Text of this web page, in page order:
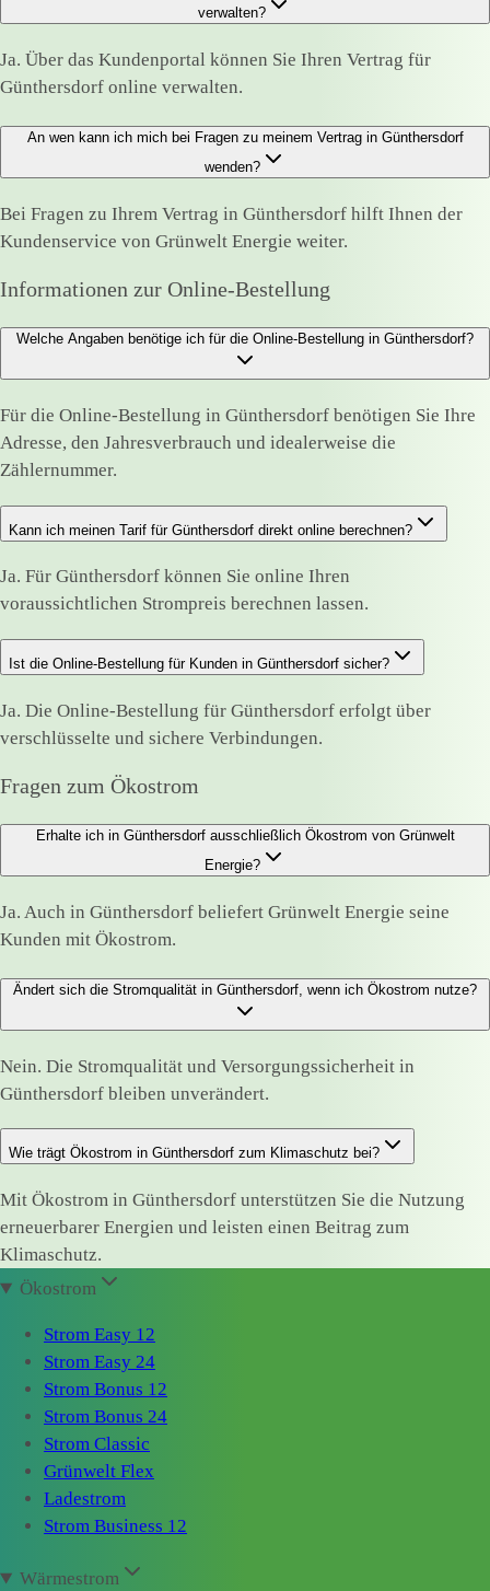
verwalten?
Ja. Über das Kundenportal können Sie Ihren Vertrag für
Günthersdorf online verwalten.
An wen kann ich mich bei Fragen zu meinem Vertrag in Günthersdorf
wenden?
Bei Fragen zu Ihrem Vertrag in Günthersdorf hilft Ihnen der
Kundenservice von Grünwelt Energie weiter.
Informationen zur Online-Bestellung
Welche Angaben benötige ich für die Online-Bestellung in Günthersdorf?
Für die Online-Bestellung in Günthersdorf benötigen Sie Ihre
Adresse, den Jahresverbrauch und idealerweise die
Zählernummer.
Kann ich meinen Tarif für Günthersdorf direkt online berechnen?
Ja. Für Günthersdorf können Sie online Ihren
voraussichtlichen Strompreis berechnen lassen.
Ist die Online-Bestellung für Kunden in Günthersdorf sicher?
Ja. Die Online-Bestellung für Günthersdorf erfolgt über
verschlüsselte und sichere Verbindungen.
Fragen zum Ökostrom
Erhalte ich in Günthersdorf ausschließlich Ökostrom von Grünwelt
Energie?
Ja. Auch in Günthersdorf beliefert Grünwelt Energie seine
Kunden mit Ökostrom.
Ändert sich die Stromqualität in Günthersdorf, wenn ich Ökostrom nutze?
Nein. Die Stromqualität und Versorgungssicherheit in
Günthersdorf bleiben unverändert.
Wie trägt Ökostrom in Günthersdorf zum Klimaschutz bei?
Mit Ökostrom in Günthersdorf unterstützen Sie die Nutzung
erneuerbarer Energien und leisten einen Beitrag zum
Klimaschutz.
Ökostrom
Strom Easy 12
Strom Easy 24
Strom Bonus 12
Strom Bonus 24
Strom Classic
Grünwelt Flex
Ladestrom
Strom Business 12
Wärmestrom